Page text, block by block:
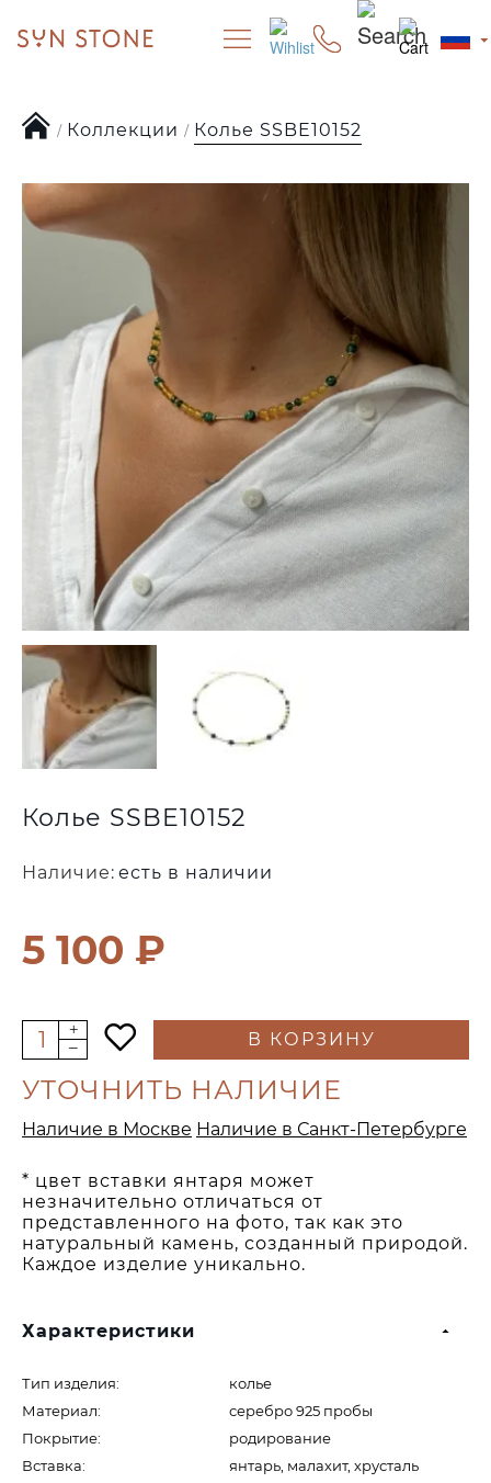
Коллекции Колье SSBE10152
Колье SSBE10152
5 100 ₽
Наличие: есть в наличии
В КОРЗИНУ
* цвет вставки янтаря может
незначительно отличаться от
представленного на фото, так как это
натуральный камень, созданный природой.
Каждое изделие уникально.
Характеристики
Тип изделия:
колье
Материал:
серебро 925 пробы
Покрытие:
родирование
Вставка:
янтарь, малахит, хрусталь
УТОЧНИТЬ НАЛИЧИЕ
Наличие в Москве Наличие в Санкт-Петербурге